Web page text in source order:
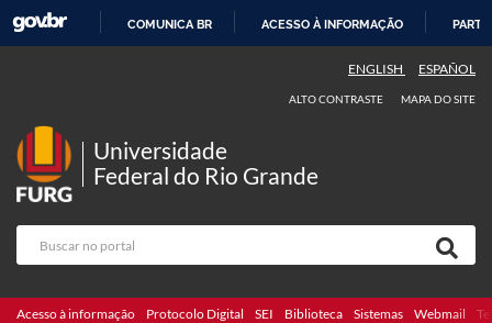
COMUNICA BR ACESSO À INFORMAÇÃO
ENGLISH ESPAÑOL
ALTO CONTRASTE MAPA DO SITE
Universidade
Federal do Rio Grande
Acesso à informação Protocolo Digital SEI Biblioteca Sistemas Webmail